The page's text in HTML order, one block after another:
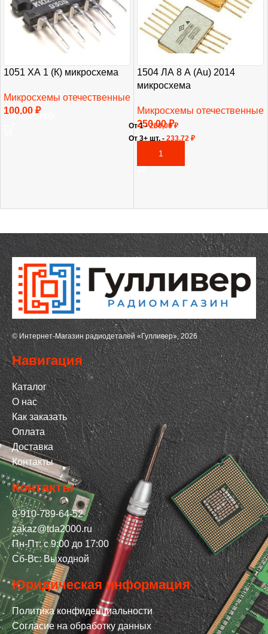
1051 ХА 1 (К) микросхема
Микросхемы отечественные
100,00 ₽
В КОРЗИНУ
1504 ЛА 8 А (Au) 2014
микросхема
Микросхемы отечественные
250,00₽
В КОРЗИНУ
От 1 -250,00₽
От 3+ шт. - 233,72 ₽
© Интернет-Магазин радиодеталей «Гулливер», 2026
Навигация
Каталог
О нас
Как заказать
Оплата
Доставка
Контакты
Контакты
8-910-789-64-52
zakaz@tda2000.ru
Пн-Пт: с 9:00 до 17:00
Сб-Вс: Выходной
Юридическая информация
Политика конфиденциальности
Согласие на обработку данных